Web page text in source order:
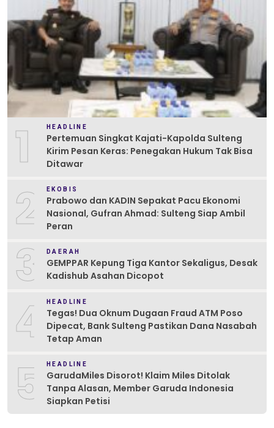
1 HEADLINE
Pertemuan Singkat Kajati-Kapolda Sulteng
Kirim Pesan Keras: Penegakan Hukum Tak Bisa
Ditawar
2 EKOBIS
Prabowo dan KADIN Sepakat Pacu Ekonomi
Nasional, Gufran Ahmad: Sulteng Siap Ambil
Peran
3 DAERAH
GEMPPAR Kepung Tiga Kantor Sekaligus, Desak
Kadishub Asahan Dicopot
4 HEADLINE
Tegas! Dua Oknum Dugaan Fraud ATM Poso
Dipecat, Bank Sulteng Pastikan Dana Nasabah
Tetap Aman
5 HEADLINE
GarudaMiles Disorot! Klaim Miles Ditolak
Tanpa Alasan, Member Garuda Indonesia
Siapkan Petisi